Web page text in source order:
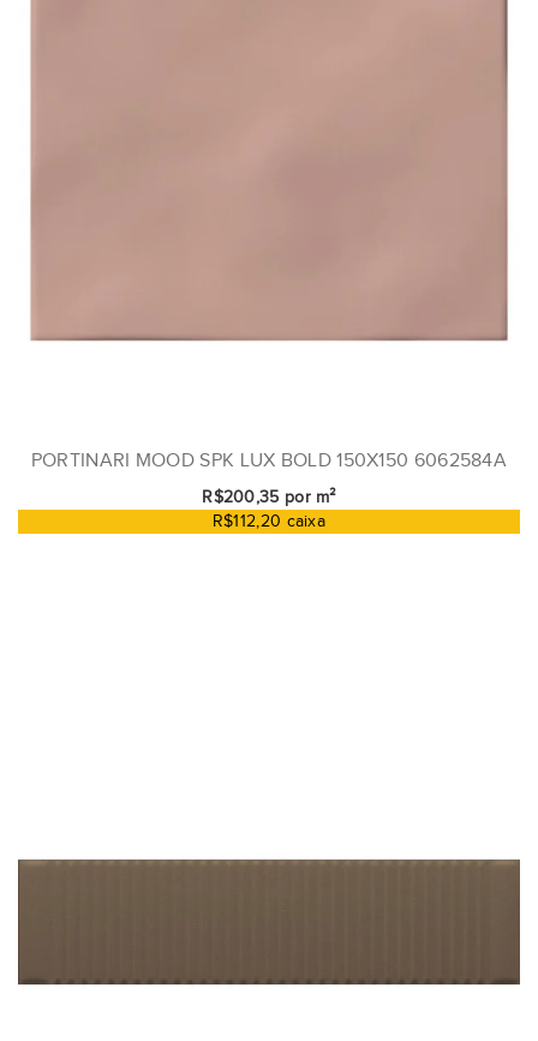
PORTINARI MOOD SPK LUX BOLD 150X150 6062584A
R$200,35 por m²
R$112,20 caixa